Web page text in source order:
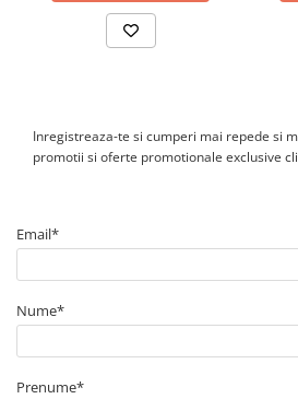
Inregistreaza-te si cumperi mai repede si
promotii si oferte promotionale exclusive
Email*
Nume*
Prenume*